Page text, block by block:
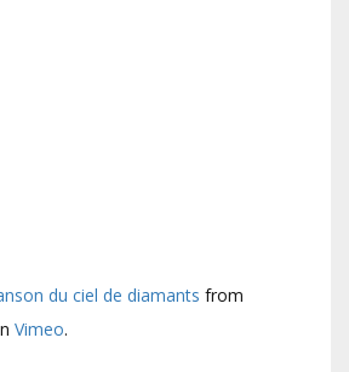
du ciel de diamants from
Vimeo.